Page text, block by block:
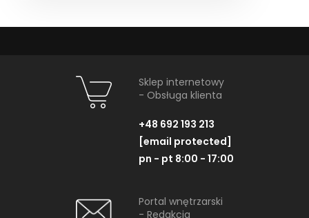
Sklep internetowy
- Obsługa klienta
+48 692 193 213
[email protected]
pn - pt 8:00 - 17:00
Portal wnętrzarski
- Redakcja